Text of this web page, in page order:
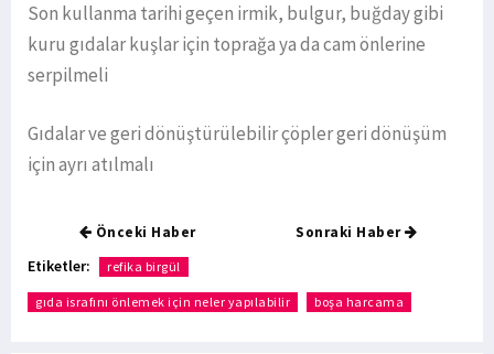
Son kullanma tarihi geçen irmik, bulgur, buğday gibi
kuru gıdalar kuşlar için toprağa ya da cam önlerine
serpilmeli
Gıdalar ve geri dönüştürülebilir çöpler geri dönüşüm
için ayrı atılmalı
Önceki Haber Sonraki Haber
Etiketler: refika birgül
gıda israfını önlemek için neler yapılabilir boşa harcama